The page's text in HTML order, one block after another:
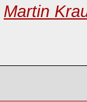
Martin